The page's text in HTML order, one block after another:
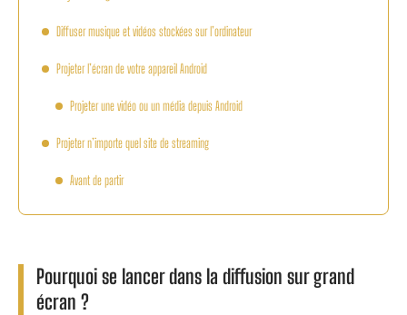
Diffuser musique et vidéos stockées sur l’ordinateur
Projeter l’écran de votre appareil Android
Projeter une vidéo ou un média depuis Android
Projeter n’importe quel site de streaming
Avant de partir
Pourquoi se lancer dans la diffusion sur grand
écran ?